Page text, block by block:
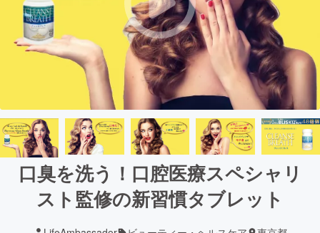
口臭を洗う！口腔医療スペシャリ
スト監修の新習慣タブレット